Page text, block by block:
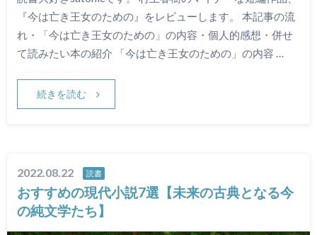
『今は亡き王女のための』をレビューします。 本記事の流
れ・「今は亡き王女のための」の内容・個人的感想・併せ
て読みたい本の紹介 「今は亡き王女のための」の内容 …
続きを読む
2022.08.22 読書
おすすめの現代小説7選【未来の古典となる今
の純文学たち】